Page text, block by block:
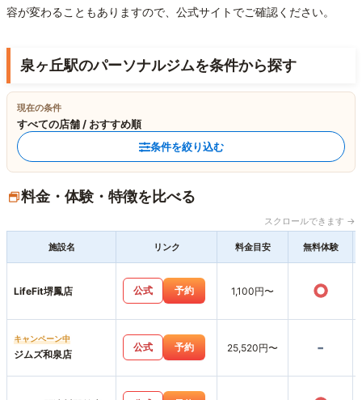
容が変わることもありますので、公式サイトでご確認ください。
泉ヶ丘駅のパーソナルジムを条件から探す
現在の条件
すべての店舗 / おすすめ順
条件を絞り込む
料金・体験・特徴を比べる
スクロールできます →
施設名 リンク 料金目安 無料体験
LifeFit堺鳳店 公式 予約 1,100円〜 ○
キャンペーン中
ジムズ和泉店
公式 予約 25,520円〜 -